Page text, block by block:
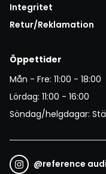
Integritet
Retur/Reklamation
Öppettider
Mån - Fre: 11:00 - 18:00
Lördag: 11:00 - 16:00
Söndag/helgdagar:
@reference